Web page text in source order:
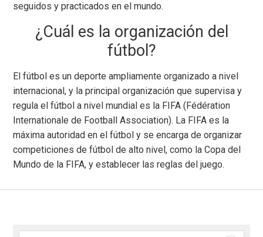
seguidos y practicados en el mundo.
¿Cuál es la organización del
fútbol?
El fútbol es un deporte ampliamente organizado a nivel
internacional, y la principal organización que supervisa y
regula el fútbol a nivel mundial es la FIFA (Fédération
Internationale de Football Association). La FIFA es la
máxima autoridad en el fútbol y se encarga de organizar
competiciones de fútbol de alto nivel, como la Copa del
Mundo de la FIFA, y establecer las reglas del juego.